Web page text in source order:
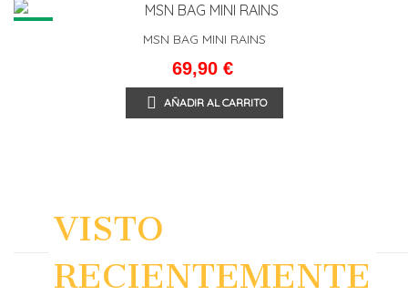
NEW
MSN BAG MINI RAINS
69,90 €
AÑADIR AL CARRITO
VISTO
RECIENTEMENTE